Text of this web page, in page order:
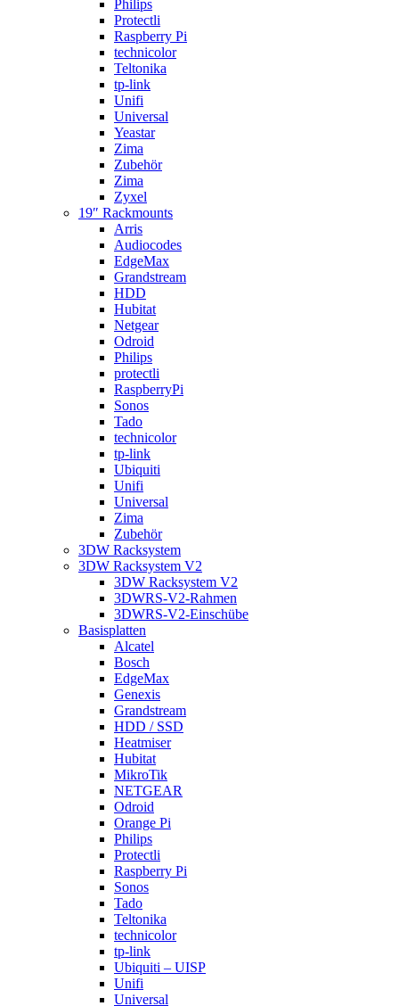
Philips
Protectli
Raspberry Pi
technicolor
Teltonika
tp-link
Unifi
Universal
Yeastar
Zima
Zubehör
Zima
Zyxel
19″ Rackmounts
Arris
Audiocodes
EdgeMax
Grandstream
HDD
Hubitat
Netgear
Odroid
Philips
protectli
RaspberryPi
Sonos
Tado
technicolor
tp-link
Ubiquiti
Unifi
Universal
Zima
Zubehör
3DW Racksystem
3DW Racksystem V2
3DW Racksystem V2
3DWRS-V2-Rahmen
3DWRS-V2-Einschübe
Basisplatten
Alcatel
Bosch
EdgeMax
Genexis
Grandstream
HDD / SSD
Heatmiser
Hubitat
MikroTik
NETGEAR
Odroid
Orange Pi
Philips
Protectli
Raspberry Pi
Sonos
Tado
Teltonika
technicolor
tp-link
Ubiquiti – UISP
Unifi
Universal